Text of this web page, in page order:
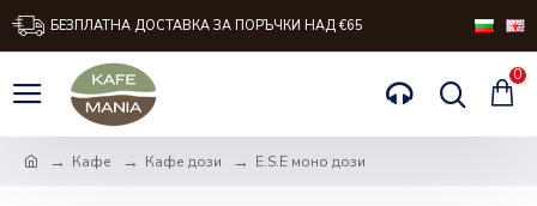
БЕЗПЛАТНА ДОСТАВКА ЗА ПОРЪЧКИ НАД €65
0
Кафе Кафе дози Е.S.E моно дози